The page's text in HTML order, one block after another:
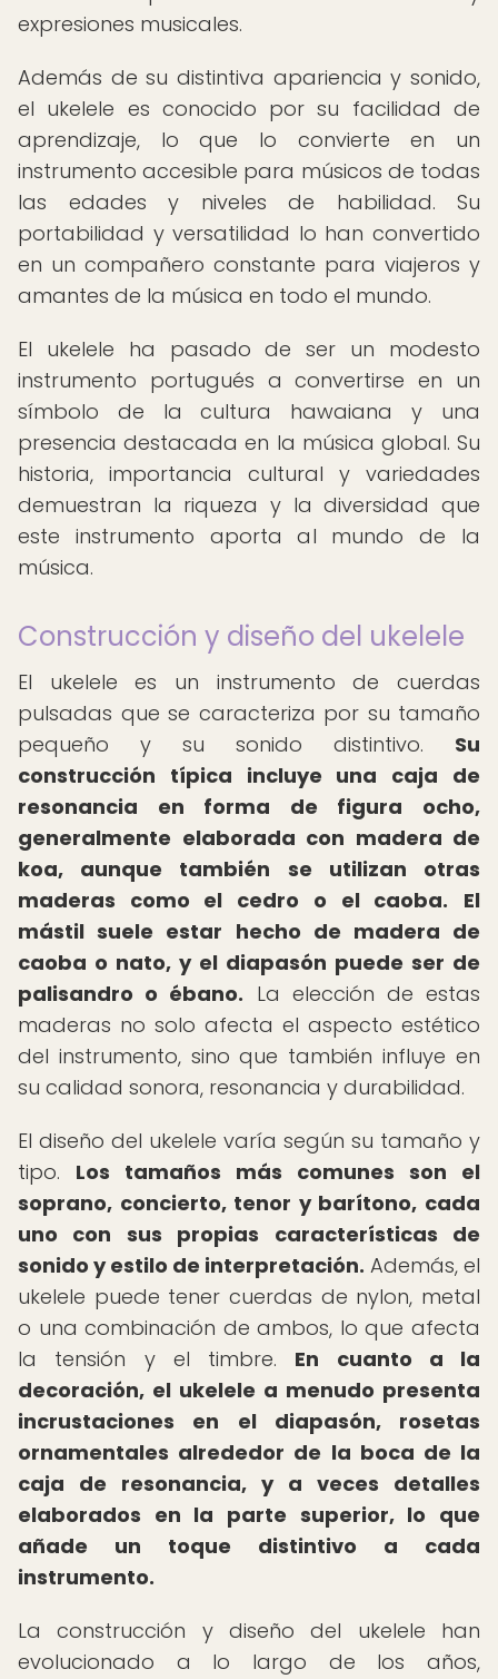
expresiones musicales.
Además de su distintiva apariencia y sonido,
el ukelele es conocido por su facilidad de
aprendizaje, lo que lo convierte en un
instrumento accesible para músicos de todas
las edades y niveles de habilidad. Su
portabilidad y versatilidad lo han convertido
en un compañero constante para viajeros y
amantes de la música en todo el mundo.
El ukelele ha pasado de ser un modesto
instrumento portugués a convertirse en un
símbolo de la cultura hawaiana y una
presencia destacada en la música global. Su
historia, importancia cultural y variedades
demuestran la riqueza y la diversidad que
este instrumento aporta al mundo de la
música.
Construcción y diseño del ukelele
El ukelele es un instrumento de cuerdas
pulsadas que se caracteriza por su tamaño
pequeño y su sonido distintivo. Su
construcción típica incluye una caja de
resonancia en forma de figura ocho,
generalmente elaborada con madera de
koa, aunque también se utilizan otras
maderas como el cedro o el caoba.
El
mástil suele estar hecho de madera de
caoba o nato, y el diapasón puede ser de
palisandro o ébano. La elección de estas
maderas no solo afecta el aspecto estético
del instrumento, sino que también influye en
su calidad sonora, resonancia y durabilidad.
El diseño del ukelele varía según su tamaño y
tipo. Los tamaños más comunes son el
soprano, concierto, tenor y barítono, cada
uno con sus propias características de
sonido y estilo de interpretación. Además, el
ukelele puede tener cuerdas de nylon, metal
o una combinación de ambos, lo que afecta
la tensión y el timbre. En cuanto a la
decoración, el ukelele a menudo presenta
incrustaciones en el diapasón, rosetas
ornamentales alrededor de la boca de la
caja de resonancia, y a veces detalles
elaborados en la parte superior, lo que
añade un toque distintivo a cada
instrumento.
La construcción y diseño del ukelele han
evolucionado a lo largo de los años,